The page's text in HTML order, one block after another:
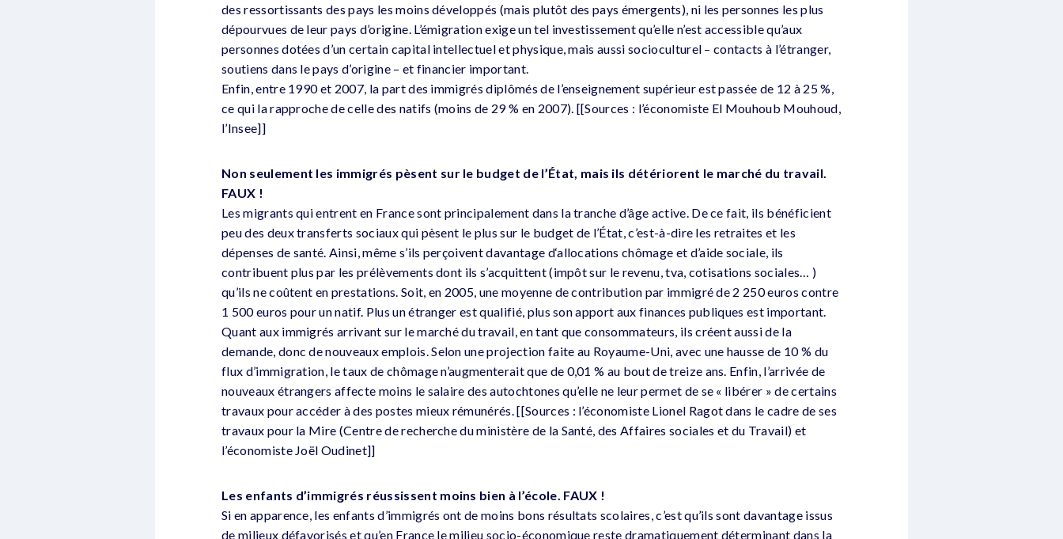
des ressortissants des pays les moins développés (mais plutôt des pays émergents), ni les personnes les plus
dépourvues de leur pays d’origine. L’émigration exige un tel investissement qu’elle n’est accessible qu’aux
personnes dotées d’un certain capital intellectuel et physique, mais aussi socioculturel – contacts à l’étranger,
soutiens dans le pays d’origine – et financier important.
Enfin, entre 1990 et 2007, la part des immigrés diplômés de l’enseignement supérieur est passée de 12 à 25 %,
ce qui la rapproche de celle des natifs (moins de 29 % en 2007). [[Sources : l’économiste El Mouhoub Mouhoud,
l’Insee]]
Non seulement les immigrés pèsent sur le budget de l’État, mais ils détériorent le marché du travail.
FAUX !
Les migrants qui entrent en France sont principalement dans la tranche d’âge active. De ce fait, ils bénéficient
peu des deux transferts sociaux qui pèsent le plus sur le budget de l’État, c’est-à-dire les retraites et les
dépenses de santé. Ainsi, même s’ils perçoivent davantage d‘allocations chômage et d’aide sociale, ils
contribuent plus par les prélèvements dont ils s’acquittent (impôt sur le revenu, tva, cotisations sociales… )
qu’ils ne coûtent en prestations. Soit, en 2005, une moyenne de contribution par immigré de 2 250 euros contre
1 500 euros pour un natif. Plus un étranger est qualifié, plus son apport aux finances publiques est important.
Quant aux immigrés arrivant sur le marché du travail, en tant que consommateurs, ils créent aussi de la
demande, donc de nouveaux emplois. Selon une projection faite au Royaume-Uni, avec une hausse de 10 % du
flux d’immigration, le taux de chômage n’augmenterait que de 0,01 % au bout de treize ans. Enfin, l’arrivée de
nouveaux étrangers affecte moins le salaire des autochtones qu’elle ne leur permet de se « libérer » de certains
travaux pour accéder à des postes mieux rémunérés. [[Sources : l’économiste Lionel Ragot dans le cadre de ses
travaux pour la Mire (Centre de recherche du ministère de la Santé, des Affaires sociales et du Travail) et
l’économiste Joël Oudinet]]
Les enfants d’immigrés réussissent moins bien à l’école. FAUX !
Si en apparence, les enfants d’immigrés ont de moins bons résultats scolaires, c’est qu’ils sont davantage issus
de milieux défavorisés et qu’en France le milieu socio-économique reste dramatiquement déterminant dans la